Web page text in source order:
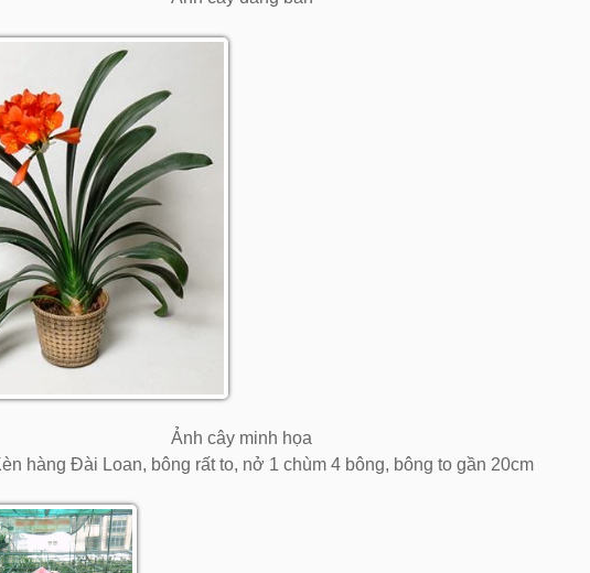
Ảnh cây minh họa
hàng Đài Loan, bông rất to, nở 1 chùm 4 bông, bông to gần 20cm